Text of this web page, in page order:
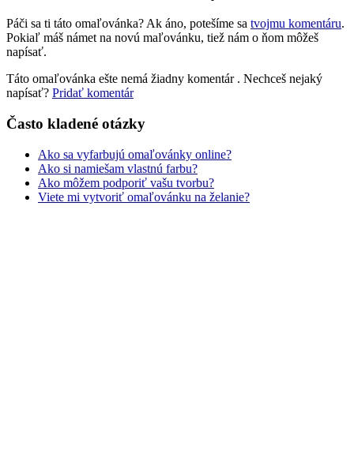
Nezaradené
Páči sa ti táto omaľovánka? Ak áno, potešíme sa tvojmu komentáru.
Pokiaľ máš námet na novú maľovánku, tiež nám o ňom môžeš
napísať.
Táto omaľovánka ešte nemá žiadny komentár . Nechceš nejaký
napísať? Pridať komentár
Často kladené otázky
Ako sa vyfarbujú omaľovánky online?
Ako si namiešam vlastnú farbu?
Ako môžem podporiť vašu tvorbu?
Viete mi vytvoriť omaľovánku na želanie?